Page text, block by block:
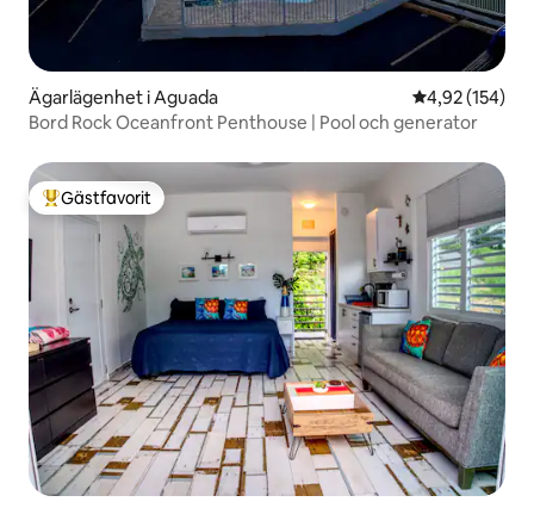
Ägarlägenhet i Aguada 4,92 av 5 i
4,92 (154)
Bord Rock Oceanfront Penthouse | Pool och generator
Populär gästfavorit
Gästfavorit